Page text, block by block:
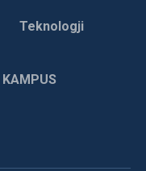
Teknologji